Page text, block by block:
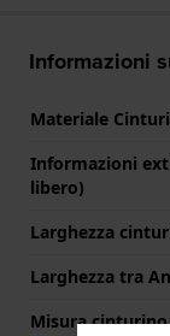
Informazioni
Materiale
Informazioni
libero)
Larghezza
Larghezza tra
Misura